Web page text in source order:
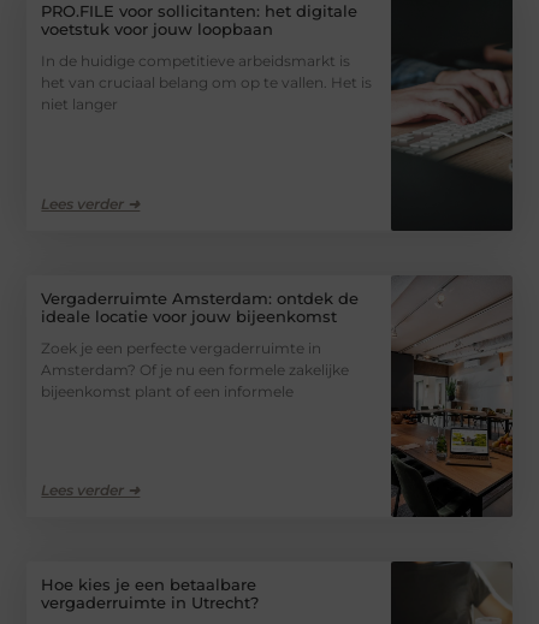
PRO.FILE voor sollicitanten: het digitale
voetstuk voor jouw loopbaan
In de huidige competitieve arbeidsmarkt is
het van cruciaal belang om op te vallen. Het is
niet langer
Lees verder ➜
Vergaderruimte Amsterdam: ontdek de
ideale locatie voor jouw bijeenkomst
Zoek je een perfecte vergaderruimte in
Amsterdam? Of je nu een formele zakelijke
bijeenkomst plant of een informele
Lees verder ➜
Hoe kies je een betaalbare
vergaderruimte in Utrecht?